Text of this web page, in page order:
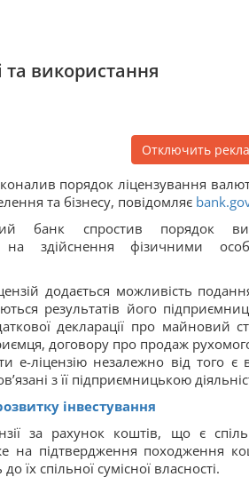
використання
Отключить
порядок ліцензування
та бізнесу, повідомляє
банк спростив порядок
на здійснення фізичними
додається можливість
результатів його
декларації про майновий
договору про продаж
е-ліцензію незалежно від того є
з її підприємницькою
інвестування
за рахунок коштів, що є
на підтвердження походження
спільної сумісної власності.